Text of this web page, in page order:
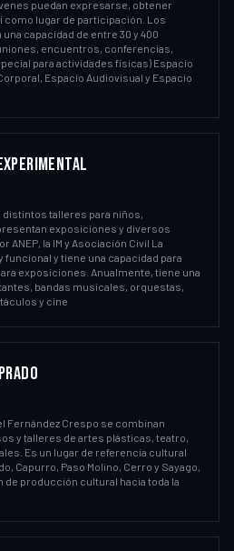
puedan expresarse, obtener
lugar de participación. Los
capacidad de entre 30 y 400
encuentros, conferencias,
para actividades físicas) Espacio
Espacio Audiovisual y Espacio
distintos talleres para niños,
exposiciones y diversos
la IM y Asociación Civíl La
funcional y tiene una capacidad para
exposiciones. Anualmente, tiene una
bandas musicales, orquestas,
y cine
Fernández Crespo se combinan
y talleres de artes plásticas, teatro,
Es un lugar de referencia cultural
Capurro, Paso Molino, Cerro y Sayago,
de producción cultural hacia toda la